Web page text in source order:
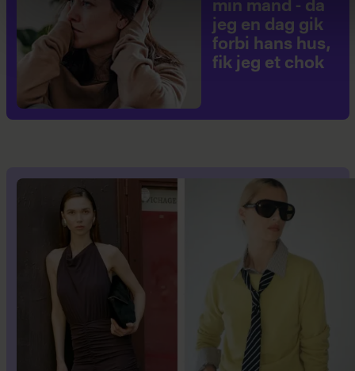
min mand - da
jeg en dag gik
forbi hans hus,
fik jeg et chok